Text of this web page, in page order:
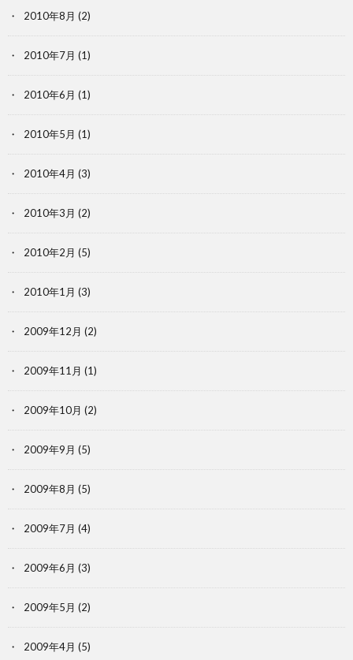
2010年8月 (2)
2010年7月 (1)
2010年6月 (1)
2010年5月 (1)
2010年4月 (3)
2010年3月 (2)
2010年2月 (5)
2010年1月 (3)
2009年12月 (2)
2009年11月 (1)
2009年10月 (2)
2009年9月 (5)
2009年8月 (5)
2009年7月 (4)
2009年6月 (3)
2009年5月 (2)
2009年4月 (5)